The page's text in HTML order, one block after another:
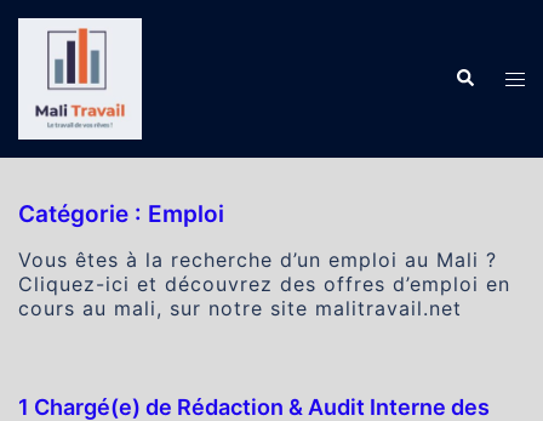
contenu
Catégorie : Emploi
Vous êtes à la recherche d’un emploi au Mali ?
Cliquez-ici et découvrez des offres d’emploi en
cours au mali, sur notre site malitravail.net
1 Chargé(e) de Rédaction & Audit Interne des